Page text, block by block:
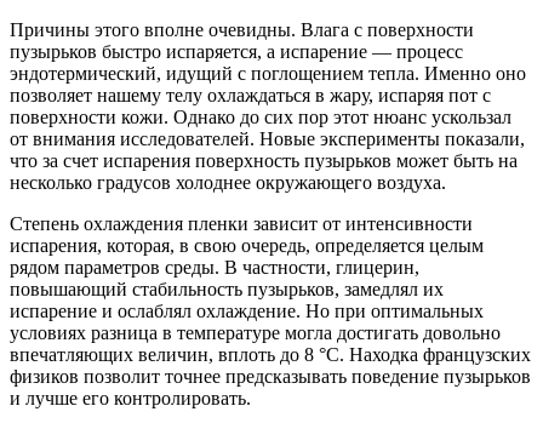
Причины этого вполне очевидны. Влага с поверхности
пузырьков быстро испаряется, а испарение — процесс
эндотермический, идущий с поглощением тепла. Именно оно
позволяет нашему телу охлаждаться в жару, испаряя пот с
поверхности кожи. Однако до сих пор этот нюанс ускользал
от внимания исследователей. Новые эксперименты показали,
что за счет испарения поверхность пузырьков может быть на
несколько градусов холоднее окружающего воздуха.
Степень охлаждения пленки зависит от интенсивности
испарения, которая, в свою очередь, определяется целым
рядом параметров среды. В частности, глицерин,
повышающий стабильность пузырьков, замедлял их
испарение и ослаблял охлаждение. Но при оптимальных
условиях разница в температуре могла достигать довольно
впечатляющих величин, вплоть до 8 °C. Находка французских
физиков позволит точнее предсказывать поведение пузырьков
и лучше его контролировать.